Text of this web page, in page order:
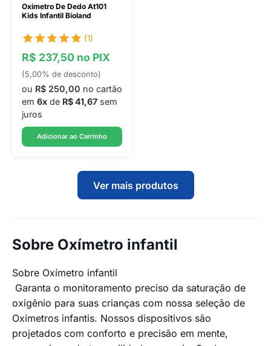
Oximetro De Dedo At101
Kids Infantil Bioland
(1)
R$ 237,50 no PIX
(5,00% de desconto)
ou R$ 250,00 no cartão
em 6x de R$ 41,67 sem
juros
Adicionar ao Carrinho
Ver mais produtos
Sobre Oxímetro infantil
Sobre Oxímetro infantil
Garanta o monitoramento preciso da saturação de
oxigênio para suas crianças com nossa seleção de
Oxímetros infantis. Nossos dispositivos são
projetados com conforto e precisão em mente,